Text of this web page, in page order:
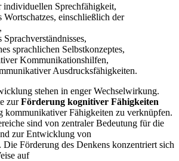
individuellen Sprechfähigkeit,
Wortschatzes, einschließlich der
sprachlichen Selbstkonzeptes,
Kommunikationshilfen,
Ausdrucksfähigkeiten.
stehen in enger Wechselwirkung.
zurFörderung kognitiver Fähigkeiten
kommunikativer Fähigkeiten zu verknüpfen.
sind von zentraler Bedeutung für die
zur Entwicklung von
Förderung des Denkens konzentriert sich
auf